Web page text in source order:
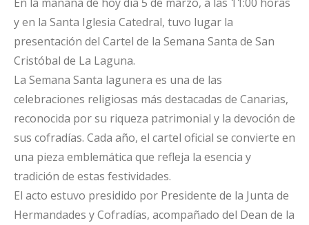
y en la Santa Iglesia Catedral, tuvo lugar la
presentación del Cartel de la Semana Santa de San
Cristóbal de La Laguna.
La Semana Santa lagunera es una de las
celebraciones religiosas más destacadas de Canarias,
reconocida por su riqueza patrimonial y la devoción de
sus cofradías. Cada año, el cartel oficial se convierte en
una pieza emblemática que refleja la esencia y
tradición de estas festividades.
El acto estuvo presidido por Presidente de la Junta de
Hermandades y Cofradías, acompañado del Dean de la